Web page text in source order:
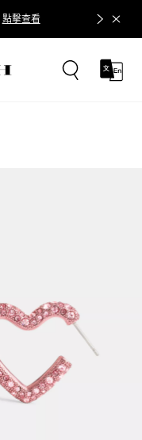
點擊查看 立即追蹤